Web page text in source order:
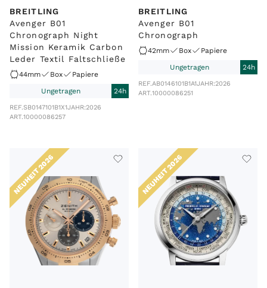
BREITLING
Avenger B01
Chronograph Night
Mission Keramik Carbon
Leder Textil Faltschließe
44mm Box
Papiere
Ungetragen
24h
REF.SB0147101B1X1JAHR:2026
ART.10000086257
BREITLING
Avenger B01
Chronograph
42mm Box
Papiere
Ungetragen
24h
REF.AB0146101B1A1JAHR:2026
ART.10000086251
NEUHEIT 2026 NEUHEIT 2026